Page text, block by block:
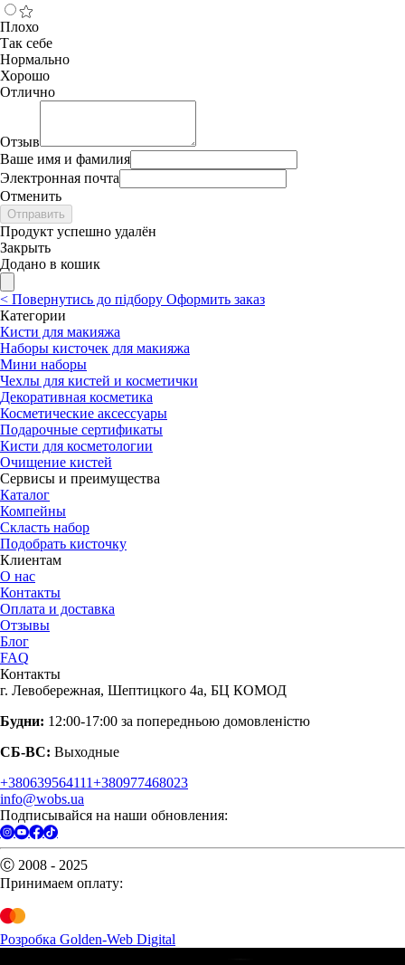
Плохо
Так себе
Нормально
Хорошо
Отлично
Отзыв
Ваше имя и фамилия
Электронная почта
Отменить
Отправить
Продукт успешно удалён
Закрыть
Додано в кошик
< Повернутись до підбору Оформить заказ
Категории
Кисти для макияжа
Наборы кисточек для макияжа
Мини наборы
Чехлы для кистей и косметички
Декоративная косметика
Косметические аксессуары
Подарочные сертификаты
Кисти для косметологии
Очищение кистей
Сервисы и преимущества
Каталог
Компейны
Скласть набор
Подобрать кисточку
Клиентам
О нас
Контакты
Оплата и доставка
Отзывы
Блог
FAQ
Контакты
г. Левобережная, Шептицкого 4а, БЦ КОМОД
Будни: 12:00-17:00 за попередньою домовленістю
СБ-ВС: Выходные
+380639564111+380977468023
info@wobs.ua
Подписывайся на наши обновления:
Ⓒ 2008 - 2025
Принимаем оплату:
Розробка Golden-Web Digital